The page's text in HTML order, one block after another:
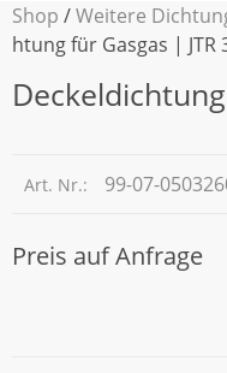
Shop /Weitere
htung für Gasgas | JTR
Art. Nr.: 99-07-
Preis auf Anfrage